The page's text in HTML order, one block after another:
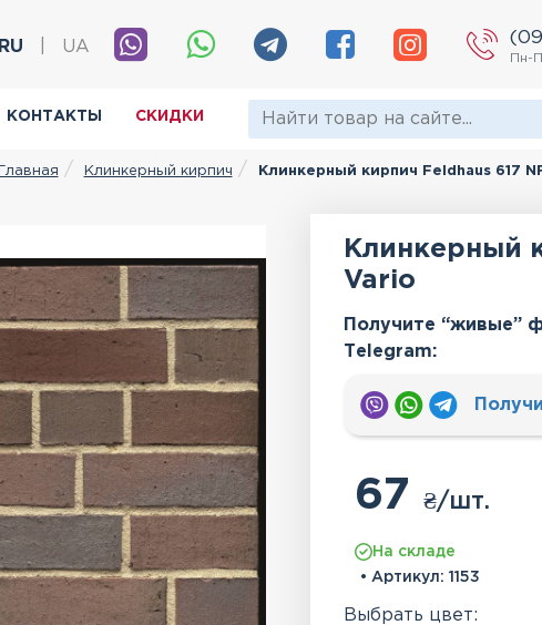
RU UA
Пн-
КОНТАКТЫ СКИДКИ
Главная Клинкерный кирпич Клинкерный кирпич Feldhaus 617
Клинкерный
Vario
Получите “живые”
Тelegram:
67 ₴/шт.
На складе
• Артикул: 1153
Выбрать цвет: